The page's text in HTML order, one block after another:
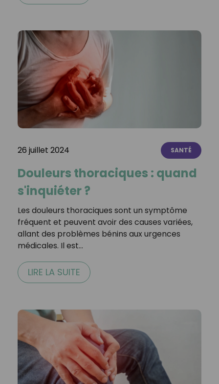
26 juillet 2024 SANTÉ
Douleurs thoraciques : quand
s'inquiéter ?
Les douleurs thoraciques sont un symptôme
fréquent et peuvent avoir des causes variées,
allant des problèmes bénins aux urgences
médicales. Il est…
LIRE LA SUITE